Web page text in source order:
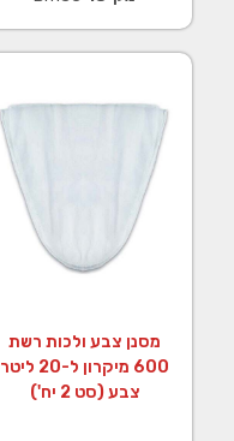
מסנן צבע ולכות רשת
600 מיקרון ל-20 ליטר
צבע (סט 2 יח')